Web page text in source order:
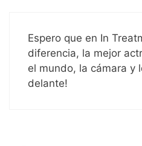
Espero que en In
diferencia, la mejor
el mundo, la cámara y
delante!